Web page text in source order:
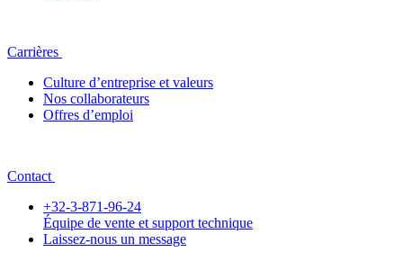
Carrières
Culture d’entreprise et valeurs
Nos collaborateurs
Offres d’emploi
Contact
+32-3-871-96-24
Équipe de vente et support technique
Laissez-nous un message